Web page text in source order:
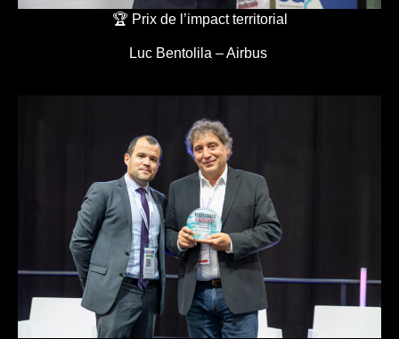
🏆 Prix de l’impact territorial
Luc Bentolila – Airbus